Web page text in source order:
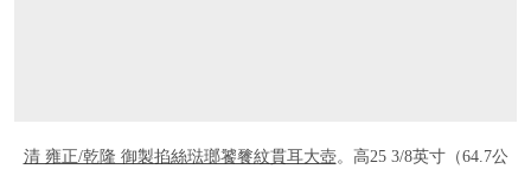
清 雍正/乾隆 御製掐絲琺瑯饕餮紋貫耳大壺。高25 3/8英寸（64.7公